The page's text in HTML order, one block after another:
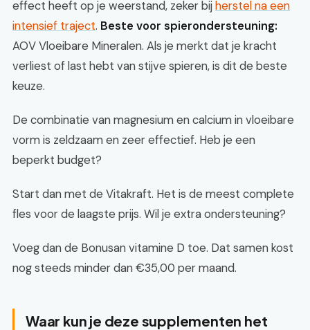
effect heeft op je weerstand, zeker bijherstel na een
intensief traject. Beste voor spierondersteuning:
AOV Vloeibare Mineralen. Als je merkt dat je kracht
verliest of last hebt van stijve spieren, is dit de beste
keuze.
De combinatie van magnesium en calcium in vloeibare
vorm is zeldzaam en zeer effectief. Heb je een
beperkt budget?
Start dan met de Vitakraft. Het is de meest complete
fles voor de laagste prijs. Wil je extra ondersteuning?
Voeg dan de Bonusan vitamine D toe. Dat samen kost
nog steeds minder dan €35,00 per maand.
Waar kun je deze supplementen het